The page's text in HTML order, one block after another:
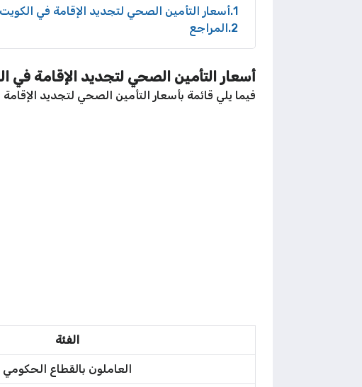
1 أسعار التأمين الصحي لتجديد الإقامة في الكويت
2 المراجع
أسعار التأمين الصحي لتجديد الإقامة في
فيما يلي قائمة بأسعار التأمين الصحي لتجديد
الفئة
العاملون بالقطاع الحكومي